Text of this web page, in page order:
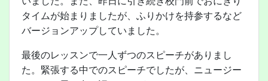
タイムが始まりましたが、ふりかけを持参するなど
バージョンアップしていました。
最後のレッスンで一人ずつのスピーチがありまし
た。緊張する中でのスピーチでしたが、ニュージー